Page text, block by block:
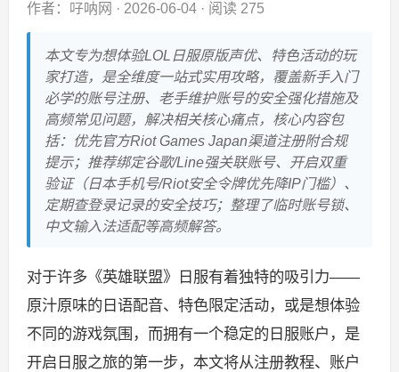
作者：吇呐网 · 2026-06-04· 阅读 275
本文专为想体验LOL日服原版声优、特色活动的玩
家打造，是全维度一站式实用攻略，覆盖新手入门
必学的账号注册、老手维护账号的安全强化措施及
高频常见问题，解决相关核心痛点，核心内容包
括：优先官方Riot Games Japan渠道注册附合规
提示；推荐绑定谷歌/Line强关联账号、开启双重
验证（日本手机号/Riot安全令牌优先降IP门槛）、
定期查登录记录的安全技巧；整理了临时账号锁、
中文输入法适配等高频解答。
对于许多《英雄联盟》日服有着独特的吸引力——
原汁原味的日语配音、特色限定活动，或是想体验
不同的游戏氛围，而拥有一个稳定的日服账户，是
开启日服之旅的第一步，本文将从注册教程、账户